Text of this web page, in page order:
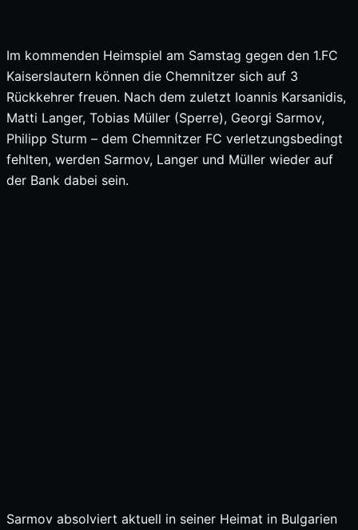
Im kommenden Heimspiel am Samstag gegen den 1.FC
Kaiserslautern können die Chemnitzer sich auf 3
Rückkehrer freuen. Nach dem zuletzt Ioannis Karsanidis,
Matti Langer, Tobias Müller (Sperre), Georgi Sarmov,
Philipp Sturm – dem Chemnitzer FC verletzungsbedingt
fehlten, werden Sarmov, Langer und Müller wieder auf
der Bank dabei sein.
Sarmov absolviert aktuell in seiner Heimat in Bulgarien